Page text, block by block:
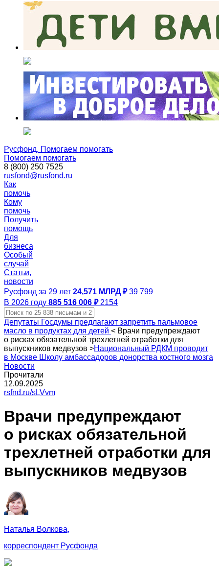
Русфонд. Помогаем помогать
Помогаем помогать
8 (800) 250 7525
rusfond@rusfond.ru
Как
помочь
Кому
помочь
Получить
помощь
Для
бизнеса
Особый
случай
Статьи,
новости
Русфонд за 29 лет 24,571 МЛРД ₽ 39 799
В 2026 году 885 516 006 ₽ 2154
Депутаты Госдумы предлагают запретить пальмовое
масло в продуктах для детей < Врачи предупреждают
о рисках обязательной трехлетней отработки для
выпускников медвузов >Национальный РДКМ проводит
в Москве Школу амбассадоров донорства костного мозга
Новости
Прочитали
12.09.2025
rsfnd.ru/sLVvm
Врачи предупреждают
о рисках обязательной
трехлетней отработки для
выпускников медвузов
Наталья Волкова,
корреспондент Русфонда